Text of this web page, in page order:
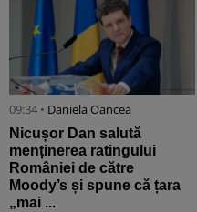
09:34 • Daniela Oancea
Nicușor Dan salută
menținerea ratingului
României de către
Moody’s și spune că țara
„mai ...